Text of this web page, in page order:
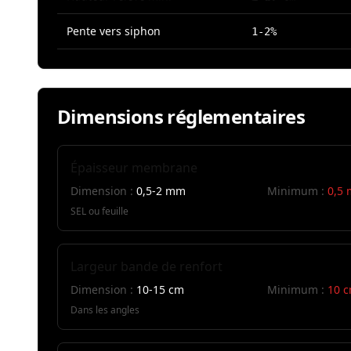
Pente vers siphon 1-2%
Dimensions réglementaires
Dimension : 0,5-2 mm Minimum :0,5
SEL ou feuille
Dimension : 10-15 cm Minimum : 10
Dans les angles